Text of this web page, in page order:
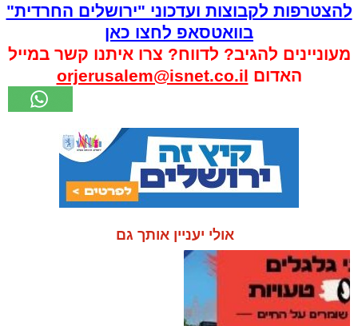
להצטרפות לקבוצות ועדכוני "ירושלים החרדית"
בוואטסאפ לחצו כאן
מעוניינים להגיב? לדווח? צרו איתנו קשר במייל
האדום orjerusalem@isnet.co.il
אולי יעניין אותך גם